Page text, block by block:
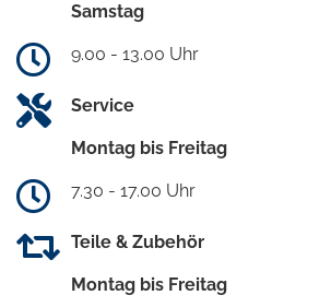
Samstag
9.00 - 13.00 Uhr
Service
Montag bis Freitag
7.30 - 17.00 Uhr
Teile & Zubehör
Montag bis Freitag